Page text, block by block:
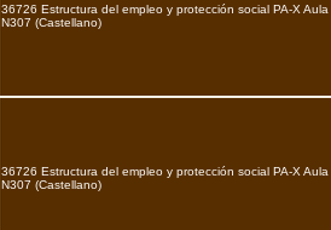
36726 Estructura del empleo y protección social PA-X Aula
N307 (Castellano)
36726 Estructura del empleo y protección social PA-X Aula
N307 (Castellano)